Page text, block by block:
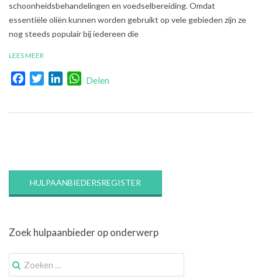
schoonheidsbehandelingen en voedselbereiding. Omdat
essentiële oliën kunnen worden gebruikt op vele gebieden zijn ze
nog steeds populair bij iedereen die
LEES MEER
FacebookTwitterLinkedInWhatsApp
Delen
HULPAANBIEDERSREGISTER
Zoek hulpaanbieder op onderwerp
Zoek
naar: